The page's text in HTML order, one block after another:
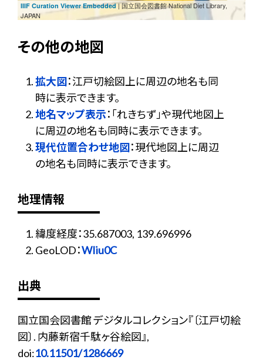
IIIF Curation Viewer Embedded| 国立国会図書館 National Diet Library,
JAPAN
その他の地図
拡大図：江戸切絵図上に周辺の地名も同
時に表示できます。
地名マップ表示：「れきちず」や現代地図上
に周辺の地名も同時に表示できます。
現代位置合わせ地図：現代地図上に周辺
の地名も同時に表示できます。
地理情報
緯度経度：35.687003, 139.696996
GeoLOD：WIiu0C
出典
国立国会図書館 デジタルコレクション『〔江戸切絵
図〕. 内藤新宿千駄ヶ谷絵図』,
doi:10.11501/1286669